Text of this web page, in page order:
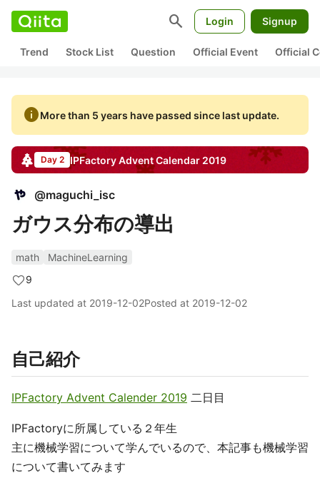
search Login Signup
Trend Stock List Question Official Event Official
infoMore than 5 years have passed since last update.
Day 2 IPFactoryAdvent Calendar 2019
@maguchi_isc
ガウス分布の導出
math
MachineLearning
9
Last updated at 2019-12-02Posted at 2019-12-02
自己紹介
IPFactory Advent Calender 2019 二日目
IPFactoryに所属している２年生
主に機械学習について学んでいるので、本記事も機械学習
について書いてみます